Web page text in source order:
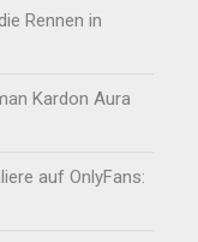
Rennen in
Kardon Aura
auf OnlyFans: